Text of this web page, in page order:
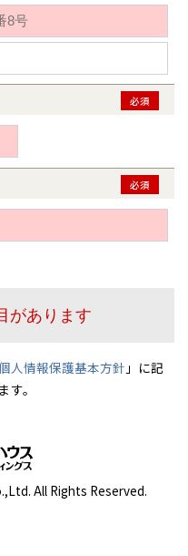
必須
必須
人情報保護基本方針 」に記
。
All Rights Reserved.
地の方でも現住所の有るお近